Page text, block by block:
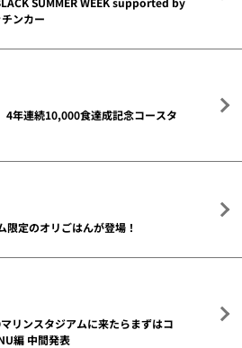
ンカー
4年連続10,000食達成記念コースタ
定のオリごはんが登場！
リンスタジアムに来たらまずはコ
編 中間発表